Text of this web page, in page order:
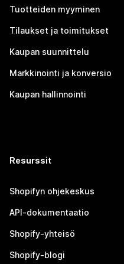
Tuotteiden myyminen
Tilaukset ja toimitukset
Kaupan suunnittelu
Markkinointi ja konversio
Kaupan hallinnointi
Resurssit
Shopifyn ohjekeskus
API-dokumentaatio
Shopify-yhteisö
Shopify-blogi